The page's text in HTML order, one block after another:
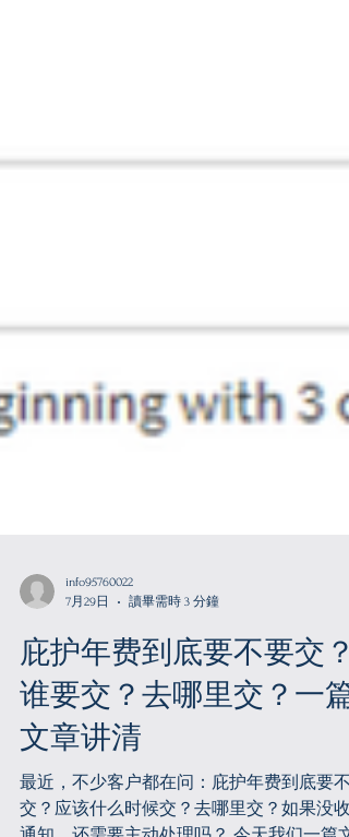
7月29日
讀畢需時 3 分鐘
庇护年费到底要不要交？
谁要交？去哪里交？一篇
文章讲清
最近，不少客户都在问：庇护年费到底要不